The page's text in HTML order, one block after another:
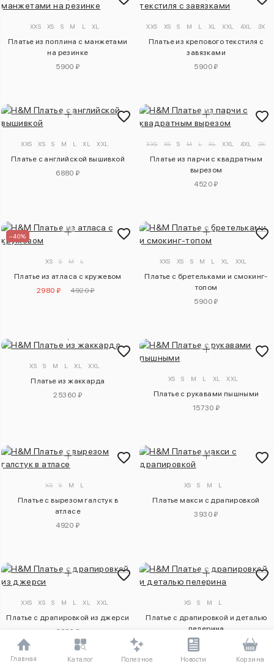
XXS XS S M L XL
Платье из поплина с манжетами
на резинке
5900 ₽
XXS XS S M L XL XXL 4XL 3XL
Платье из крепового текстиля с
завязками
5900 ₽
XXS XS S M L XL XXL
Платье с английской вышивкой
6880 ₽
XXS XS S M L XL XXL 4XL 3XL
Платье из парчи с квадратным
вырезом
4520 ₽
–40%
XS S M L
Платье из атласа с кружевом
2980 ₽
4920 ₽
XXS XS S M L XL XXL
Платье с бретельками и смокинг-
топом
5900 ₽
XS S M L XL XXL
Платье из жаккарда
25360 ₽
XS S M L XL XXL
Платье с рукавами пышными
15730 ₽
XS S M L
Платье с вырезом галстук в
атласе
4920 ₽
XS S M L
Платье макси с драпировкой
3930 ₽
XXS XS S M L XL XXL
Платье с драпировкой из джерси
6880 ₽
XS S M L
Платье с драпировкой и деталью
пелерина
6880 ₽
Главная Каталог Полезное Новости Корзина